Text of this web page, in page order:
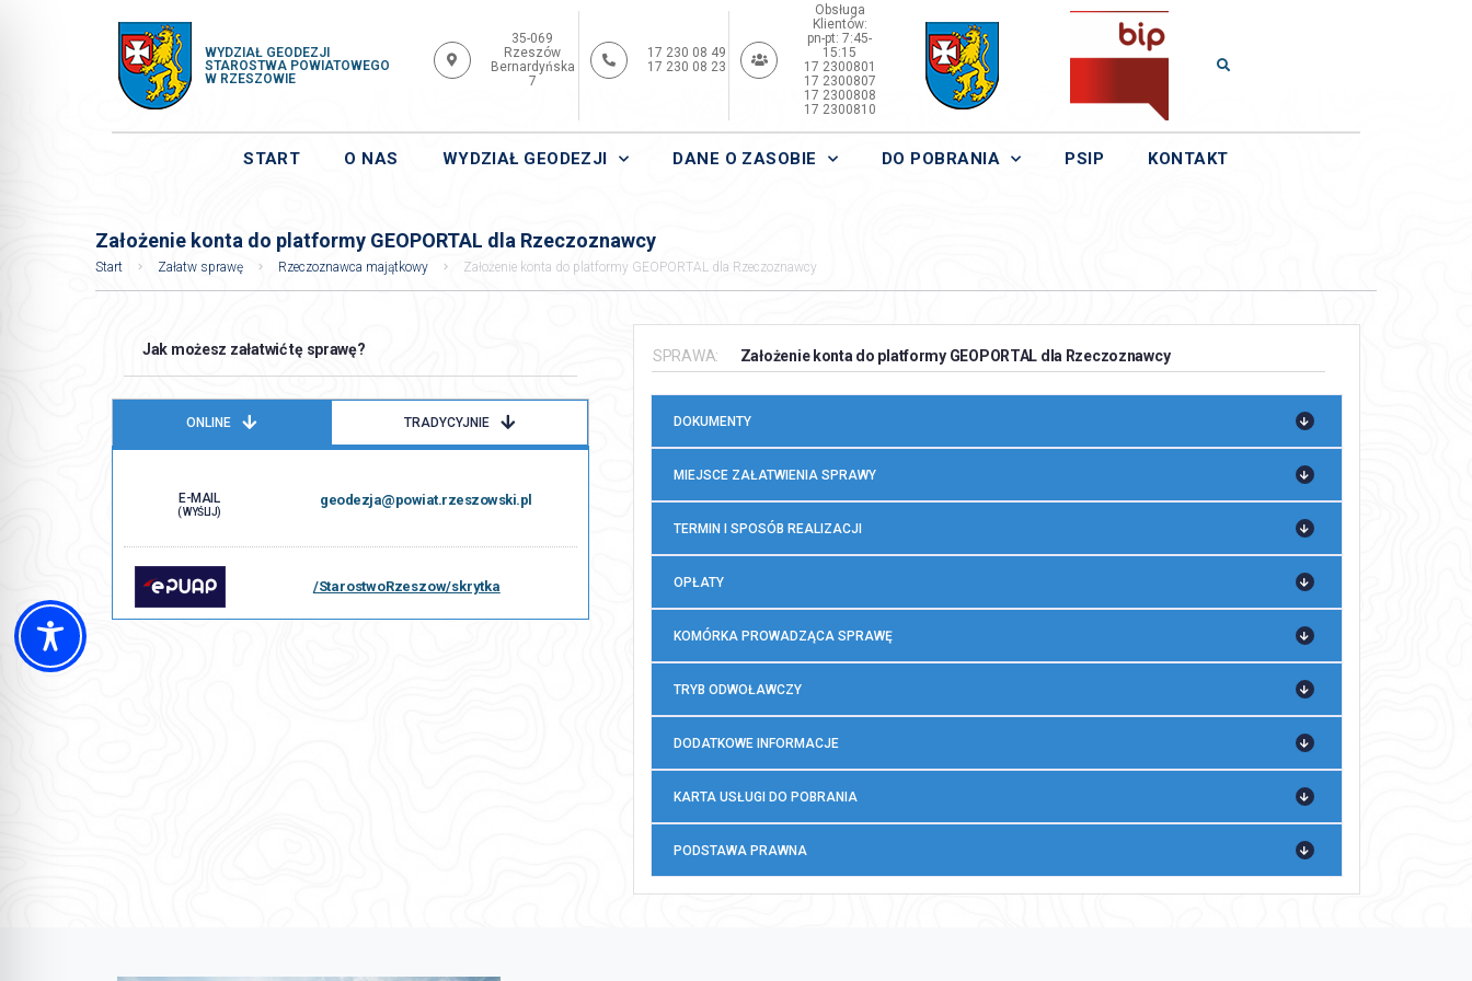
WYDZIAŁ GEODEZJI
STAROSTWA POWIATOWEGO
W RZESZOWIE
35-069
Rzeszów
Bernardyńska
7
17 230 08 49
17 230 08 23
Obsługa
Klientów:
pn-pt: 7:45-
15:15
17 2300801
17 2300807
17 2300808
17 2300810
START O NAS WYDZIAŁ GEODEZJI DANE O ZASOBIE DO POBRANIA PSIP KONTAKT
Założenie konta do platformy GEOPORTAL dla Rzeczoznawcy
Start Załatw sprawę Rzeczoznawca majątkowy Założenie konta do platformy GEOPORTAL dla Rzeczoznawcy
Jak możesz załatwić tę sprawę?
ONLINE TRADYCYJNIE
E-MAIL
( WYŚLIJ)
geodezja@powiat.rzeszowski.pl
/StarostwoRzeszow/skrytka
SPRAWA: Założenie konta do platformy GEOPORTAL dla Rzeczoznawcy
DOKUMENTY
MIEJSCE ZAŁATWIENIA SPRAWY
TERMIN I SPOSÓB REALIZACJI
OPŁATY
KOMÓRKA PROWADZĄCA SPRAWĘ
TRYB ODWOŁAWCZY
DODATKOWE INFORMACJE
KARTA USŁUGI DO POBRANIA
PODSTAWA PRAWNA